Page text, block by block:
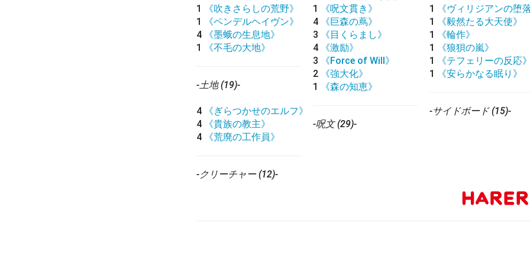
1
《吹きさらしの荒野》
1
《ペンデルヘイヴン》
4
《墨蛾の生息地》
1
《不毛の大地》
-土地 (19)-
4
《ぎらつかせのエルフ》
4
《貴族の教主》
4
《荒廃の工作員》
-クリーチャー (12)-
1
《呪文貫き》
4
《巨森の蔦》
3
《目くらまし》
4
《激励》
3
《Force of Will》
2
《強大化》
1
《森の知恵》
-呪文 (29)-
1
《ヴィリジアンの堕
1
《毅然たる大天使》
1
《輪作》
1
《狼狽の嵐》
1
《テフェリーの反応》
1
《安らかなる眠り》
-サイドボード (15)-